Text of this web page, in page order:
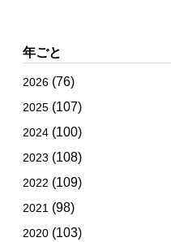
年ごと
2026 (76)
2025 (107)
2024 (100)
2023 (108)
2022 (109)
2021 (98)
2020 (103)